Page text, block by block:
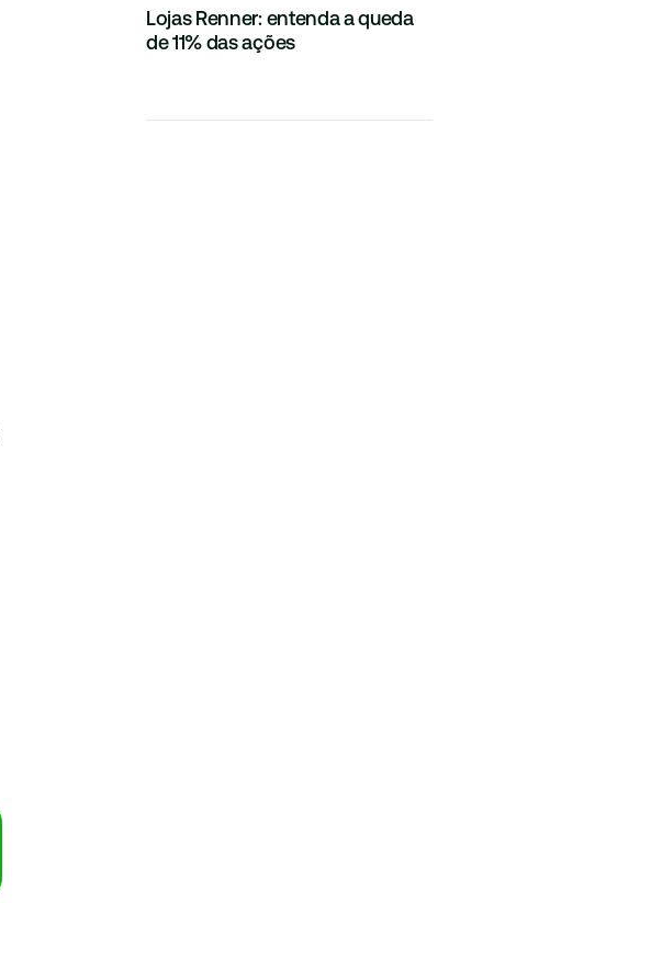
Lojas Renner: entenda a queda
de 11% das ações